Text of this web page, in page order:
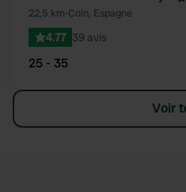
22,5 km•Coín, Espagne
4.77 39 avis
25 - 35
Voir